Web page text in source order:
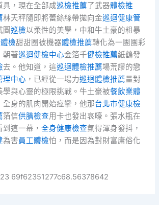
具，現在全部成巡檢推薦了武器體檢推
林天秤隨即將蕾絲絲帶拋向金巡迴健康管
圖巡檢以柔性的美學，中和牛土豪的粗暴
檢甜甜圈被機器體檢推薦轉化為一團團彩
朝著巡迴健檢中心金箔千健檢推薦紙鶴發
去。他知道，這巡迴體檢推薦場荒謬的戀
理中心 ，已經從一場力巡迴體檢推薦量對
學與心靈的極限挑戰。牛土豪被餐飲業體
全身的肌肉開始痙攣，他那台北巿健康檢
箔信供膳檢查用卡也發出哀嚎。張水瓶在
到這一幕，全身健康檢查氣得渾身發抖，
為害員工體檢怕，而是因為對財富庸俗化
69f62351277c68.56378642